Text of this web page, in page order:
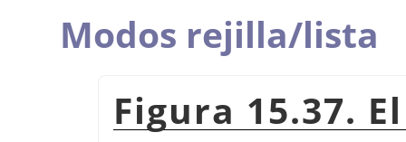
Modos rejilla/lista
Figura 15.37.